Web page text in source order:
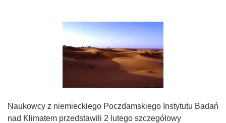
Naukowcy z niemieckiego Poczdamskiego Instytutu Badań
nad Klimatem przedstawili 2 lutego szczegółowy